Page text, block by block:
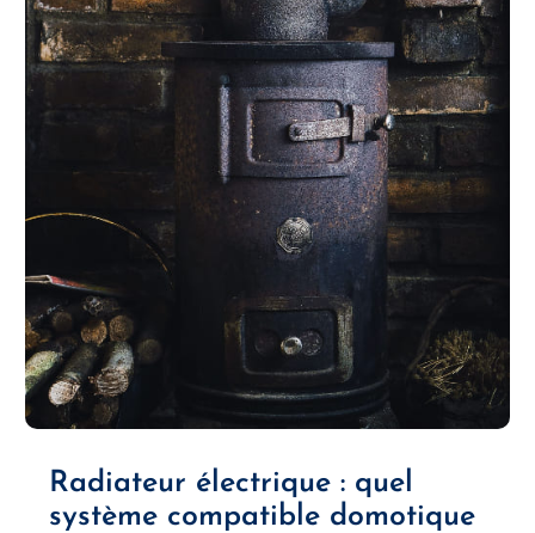
Radiateur électrique : quel
système compatible domotique